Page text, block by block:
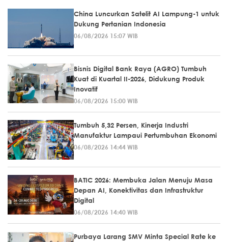
China Luncurkan Satelit AI Lampung-1 untuk
Dukung Pertanian Indonesia
06/08/2026 15:07 WIB
Bisnis Digital Bank Raya (AGRO) Tumbuh
Kuat di Kuartal II-2026, Didukung Produk
Inovatif
06/08/2026 15:00 WIB
Tumbuh 5,32 Persen, Kinerja Industri
Manufaktur Lampaui Pertumbuhan Ekonomi
06/08/2026 14:44 WIB
BATIC 2026: Membuka Jalan Menuju Masa
Depan AI, Konektivitas dan Infrastruktur
Digital
06/08/2026 14:40 WIB
Purbaya Larang SMV Minta Special Rate ke